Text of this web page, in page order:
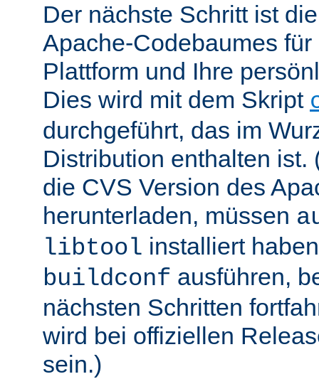
Der nächste Schritt ist
Apache-Codebaumes
Plattform und Ihre
Dies wird mit dem Skript
durchgeführt, das im
Distribution enthalten ist.
die CVS Version des
herunterladen, müssen
libtool installiert
buildconf ausführen,
nächsten Schritten
wird bei offiziellen
sein.)